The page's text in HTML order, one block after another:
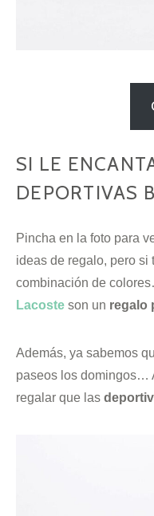
SI LE
DEPORTIVAS
Pincha en la foto para
ideas de regalo, pero si
combinación de
Lacoste son un regalo
Además, ya sabemos
paseos los domingos…
regalar que las